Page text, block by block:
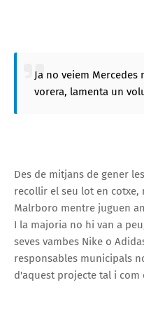
Ja no veiem Mercedes
vorera, lamenta un
Des de mitjans de gener
recollir el seu lot en cotxe,
Malrboro mentre juguen
I la majoria no hi van a
seves vambes Nike o
responsables municipals
d'aquest projecte tal i